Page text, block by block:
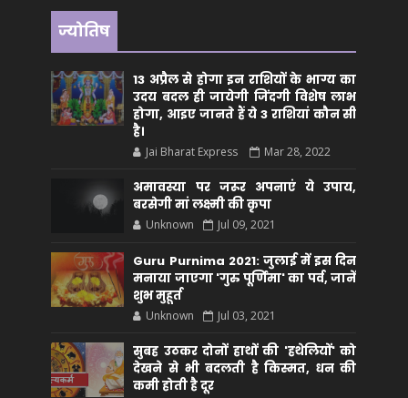
ज्योतिष
13 अप्रैल से होगा इन राशियों के भाग्य का
उदय बदल ही जायेगी जिंदगी विशेष लाभ
होगा, आइए जानते हैं ये 3 राशियां कौन सीं
है।
Jai Bharat Express Mar 28, 2022
अमावस्या पर जरूर अपनाएं ये उपाय,
बरसेगी मां लक्ष्मी की कृपा
Unknown Jul 09, 2021
Guru Purnima 2021: जुलाई में इस दिन
मनाया जाएगा 'गुरु पूर्णिमा' का पर्व, जानें
शुभ मुहूर्त
Unknown Jul 03, 2021
सुबह उठकर दोनों हाथों की 'हथेलियों' को
देखने से भी बदलती है किस्मत, धन की
कमी होती है दूर